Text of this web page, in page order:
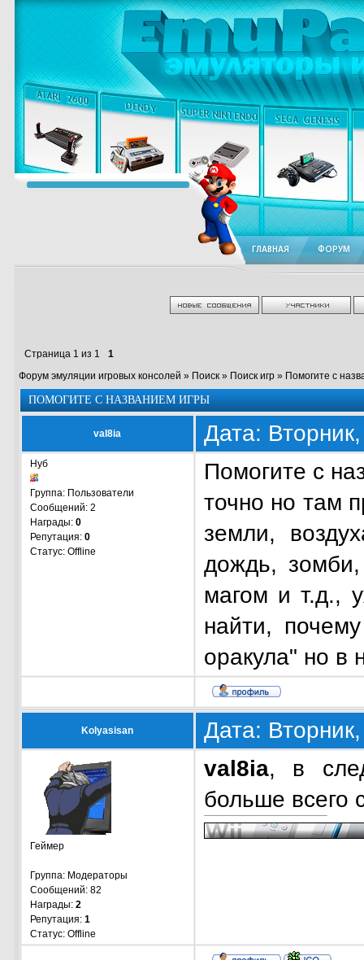
ГЛАВНАЯ ФОРУМ
Страница 1 из 1
1
Форум эмуляции игровых консолей » Поиск» Поиск игр» Помогите с
ПОМОГИТЕ С НАЗВАНИЕМ ИГРЫ
val8ia Дата:
Нуб
Группа: Пользователи
Сообщений: 2
Награды: 0
Репутация: 0
Статус: Offline
Помогите с
точно но там
земли,
дождь,
магом и т.д.,
найти,
оракула" но в
Kolyasisan Дата:
Геймер
Группа: Модераторы
Сообщений: 82
Награды: 2
Репутация: 1
Статус: Offline
val8ia, в
больше всего